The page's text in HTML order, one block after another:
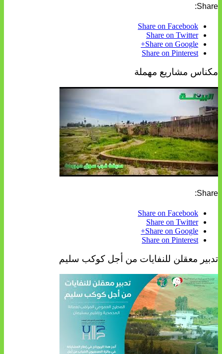
Share:
Share on Facebook
Share on Twitter
Share on Google+
Share on Pinterest
مكناس مشاريع مهملة
Share:
Share on Facebook
Share on Twitter
Share on Google+
Share on Pinterest
تدبير معقلن للنفايات من أجل كوكب سليم